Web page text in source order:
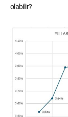
olabilir?